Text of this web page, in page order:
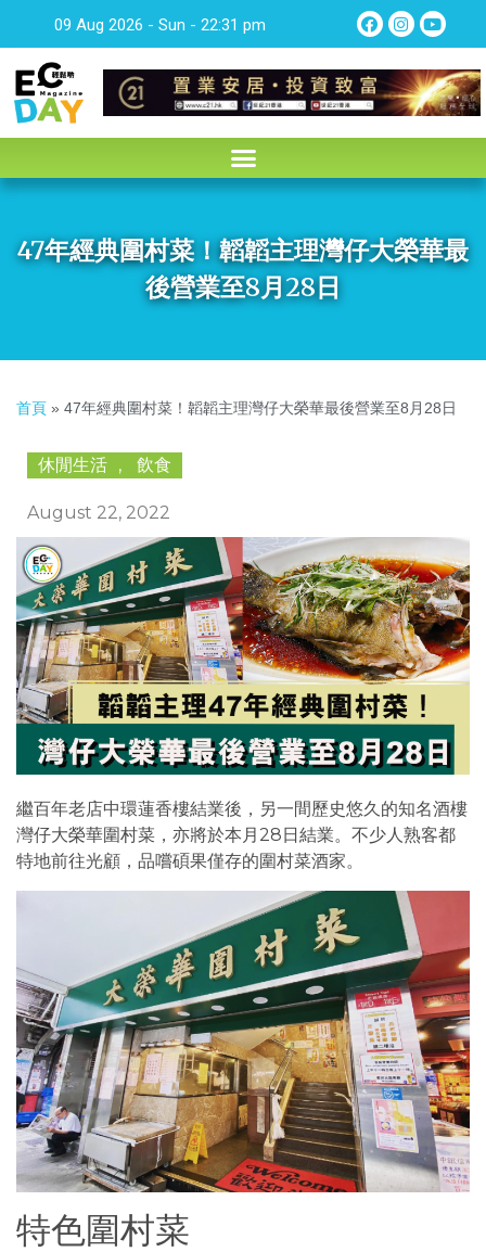
09 Aug 2026 - Sun - 22:31 pm
47年經典圍村菜！韜韜主理灣仔大榮華最
後營業至8月28日
首頁 » 47年經典圍村菜！韜韜主理灣仔大榮華最後營業至8月28日
休閒生活 , 飲食
August 22, 2022
繼百年老店中環蓮香樓結業後，另一間歷史悠久的知名酒樓
灣仔大榮華圍村菜，亦將於本月28日結業。不少人熟客都
特地前往光顧，品嚐碩果僅存的圍村菜酒家。
特色圍村菜